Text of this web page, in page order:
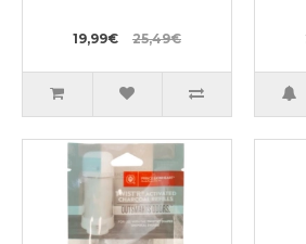
19,99€ 25,49€